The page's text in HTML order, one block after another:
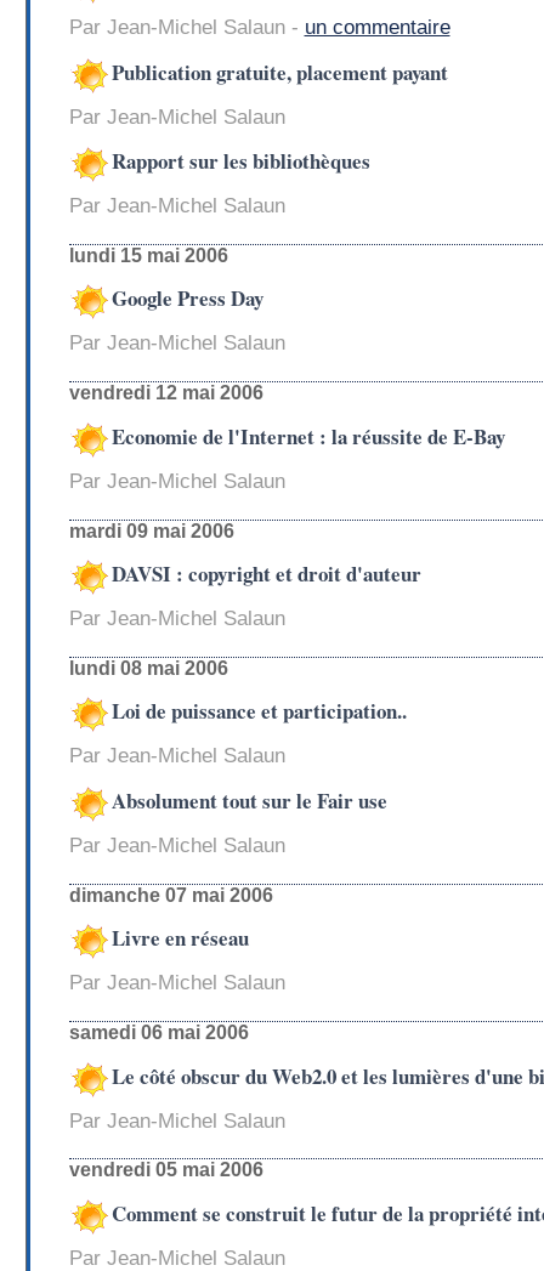
Par Jean-Michel Salaun - un commentaire
Publication gratuite, placement payant
Par Jean-Michel Salaun
Rapport sur les bibliothèques
Par Jean-Michel Salaun
lundi 15 mai 2006
Google Press Day
Par Jean-Michel Salaun
vendredi 12 mai 2006
Economie de l'Internet : la réussite de E-Bay
Par Jean-Michel Salaun
mardi 09 mai 2006
DAVSI : copyright et droit d'auteur
Par Jean-Michel Salaun
lundi 08 mai 2006
Loi de puissance et participation..
Par Jean-Michel Salaun
Absolument tout sur le Fair use
Par Jean-Michel Salaun
dimanche 07 mai 2006
Livre en réseau
Par Jean-Michel Salaun
samedi 06 mai 2006
Le côté obscur du Web2.0 et les lumières d'une
Par Jean-Michel Salaun
vendredi 05 mai 2006
Comment se construit le futur de la propriété
Par Jean-Michel Salaun